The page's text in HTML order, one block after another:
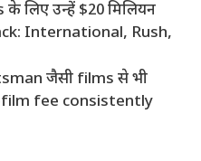
लिए उन्हें $20 मिलियन
International, Rush,
जैसी films से भी
film fee consistently